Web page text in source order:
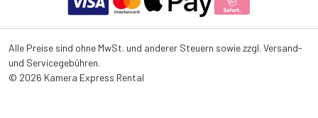
Alle Preise sind ohne MwSt. und anderer Steuern sowie zzgl. Versand-
und Servicegebühren.
© 2026 Kamera Express Rental